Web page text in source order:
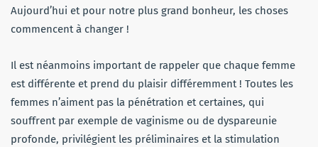
Aujourd’hui et pour notre plus grand bonheur, les choses
commencent à changer !
Il est néanmoins important de rappeler que chaque femme
est différente et prend du plaisir différemment ! Toutes les
femmes n’aiment pas la pénétration et certaines, qui
souffrent par exemple de vaginisme ou de dyspareunie
profonde, privilégient les préliminaires et la stimulation